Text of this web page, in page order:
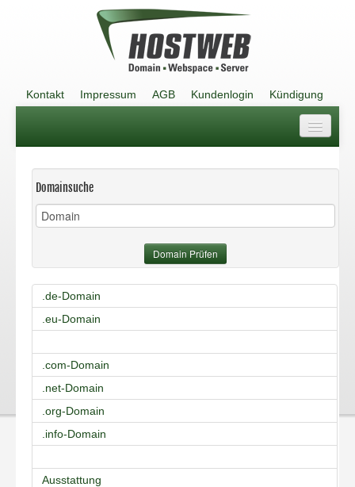
Kontakt Impressum AGB Kundenlogin Kündigung
Impressum
AGB
Kündigung
Domainsuche
Domain Prüfen
.de-Domain
.eu-Domain
.com-Domain
.net-Domain
.org-Domain
.info-Domain
Ausstattung